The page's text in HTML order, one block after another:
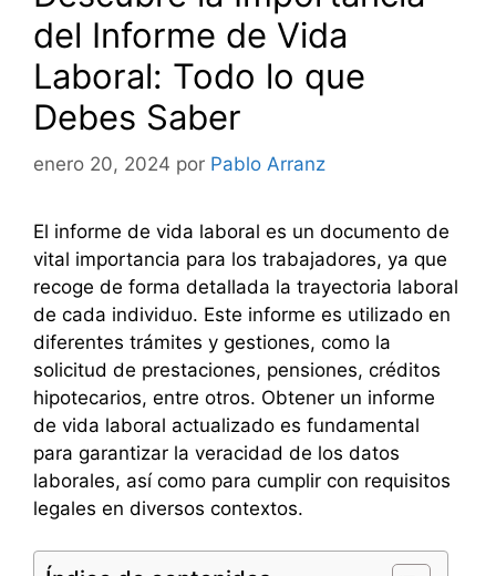
del Informe de Vida
Laboral: Todo lo que
Debes Saber
enero 20, 2024 por Pablo Arranz
El informe de vida laboral es un documento de
vital importancia para los trabajadores, ya que
recoge de forma detallada la trayectoria laboral
de cada individuo. Este informe es utilizado en
diferentes trámites y gestiones, como la
solicitud de prestaciones, pensiones, créditos
hipotecarios, entre otros. Obtener un informe
de vida laboral actualizado es fundamental
para garantizar la veracidad de los datos
laborales, así como para cumplir con requisitos
legales en diversos contextos.